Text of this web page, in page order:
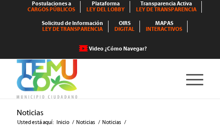
Postulaciones a
CARGOS PÚBLICOS
Plataforma
LEY DEL LOBBY
Transparencia Activa
LEY DE TRANSPARENCIA
Solicitud de Información
LEY DE TRANSPARENCIA
OIRS
DIGITAL
MAPAS
INTERACTIVOS
Video ¿Cómo Navegar?
Noticias
Usted está aquí: Inicio / Noticias / Noticias /